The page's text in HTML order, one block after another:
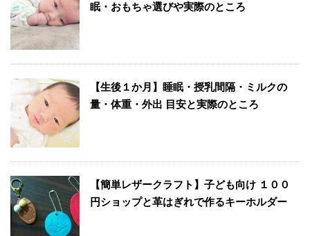
眠・おもちゃ選びや実際のところ
【生後１か月】睡眠・授乳間隔・ミルクの
量・体重・外出 目安と実際のところ
【簡単レザークラフト】子ども向け １００
円ショップと革はぎれで作るキーホルダー